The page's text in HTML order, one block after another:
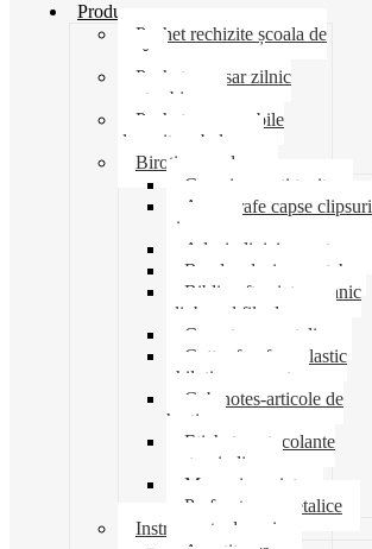
Produse
Pachet rechizite școala de
vară
Pachet necesar zilnic
pentru birou
Pachet consumabile
depozit-ambalare
Birotica-produse
Cosuri suporti tavite
Ace agrafe capse clipsuri
pioneze
Adeziv lipici corectoare
Banda adeziva-scotch
Biblioraft caiet mecanic
clipboard file dosare
Capsatoare metalice
Cutter foarfeca elastic
ghilotina magnet
Cub notes-articole de
hartie
Etichete autocolante
carton indigo
Mape si serviete
Perforatoare metalice
Instrumente de scris